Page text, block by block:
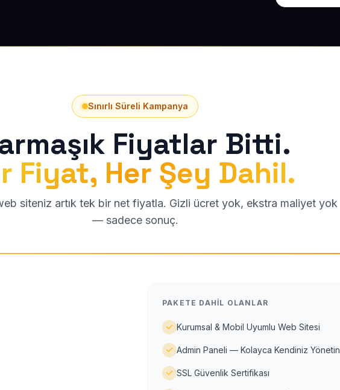
Sınırlı Süreli Kampanya
Fiyatlar Bitti.
Fiyat, Her Şey Dahil.
siteniz artık tek bir net fiyatla. Gizli ücret yok, ekstra maliyet yok
— sadece sonuç.
PAKETE DAHIL OLANLAR
Kurumsal & Mobil Uyumlu Web Sitesi
Admin Paneli — Kolayca Kendiniz Yönetin
SSL Güvenlik Sertifikası